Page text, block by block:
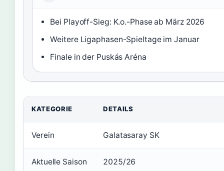
Bei Playoff-Sieg: K.o.-Phase ab März 2026
Weitere Ligaphasen-Spieltage im Januar
Finale in der Puskás Aréna
KATEGORIE DETAILS
Verein Galatasaray SK
Aktuelle Saison 2025/26